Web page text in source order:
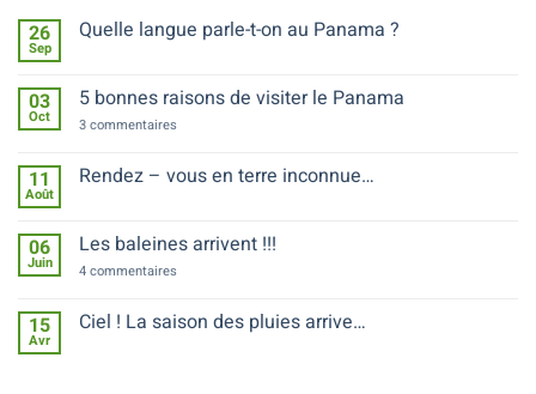
26
Sep
Quelle langue parle-t-on au Panama ?
sur
Quelle
langue
parle-
on
au
03
Oct
5 bonnes raisons de visiter le Panama
3 commentairessur
raisons
de
Panama
11
Août
Rendez – vous en terre inconnue…
sur
Rendez
–
vous
terre
inconnue…
06
Juin
Les baleines arrivent !!!
4 commentairessur
arrivent
!!!
15
Avr
Ciel ! La saison des pluies arrive…